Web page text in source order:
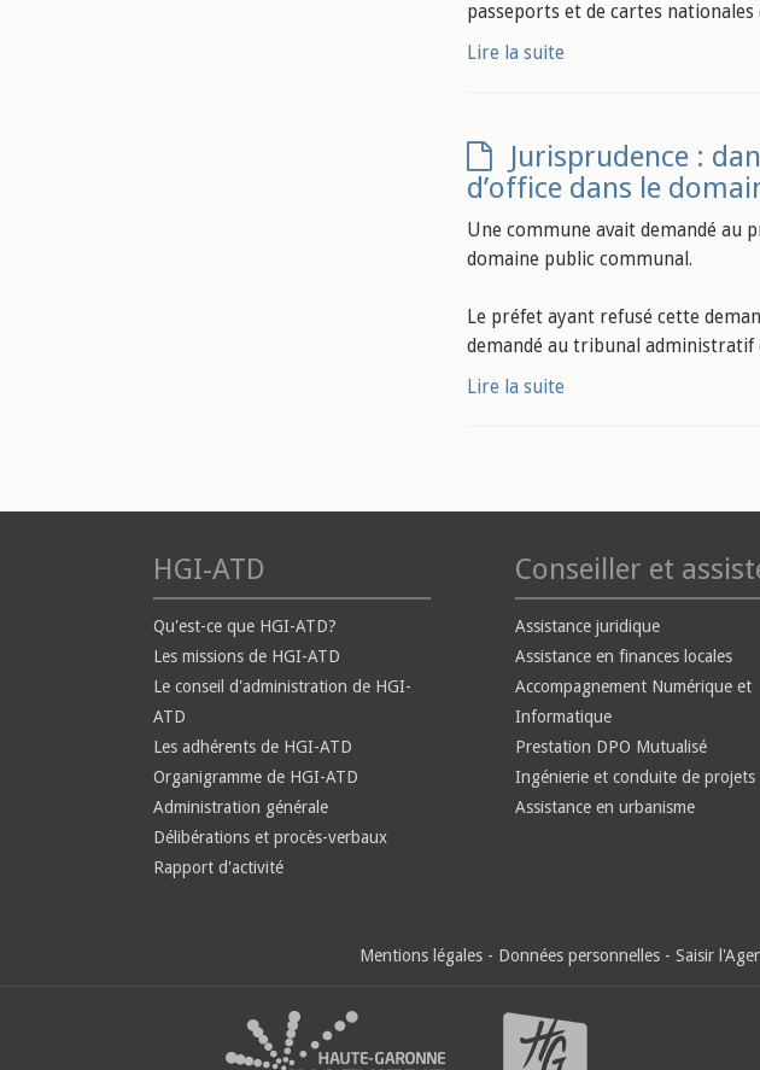
passeports et de cartes
Lire la suite
Jurisprudence :
d’office dans le
Une commune avait demandé au
domaine public communal.
Le préfet ayant refusé cette
demandé au tribunal administratif
Lire la suite
HGI-ATD
Qu'est-ce que HGI-ATD?
Les missions de HGI-ATD
Le conseil d'administration de HGI-
ATD
Les adhérents de HGI-ATD
Organigramme de HGI-ATD
Administration générale
Délibérations et procès-verbaux
Rapport d'activité
Conseiller et
Assistance juridique
Assistance en finances locales
Accompagnement Numérique et
Informatique
Prestation DPO Mutualisé
Ingénierie et conduite de projets
Assistance en urbanisme
Mentions légales - Données personnelles - Saisir